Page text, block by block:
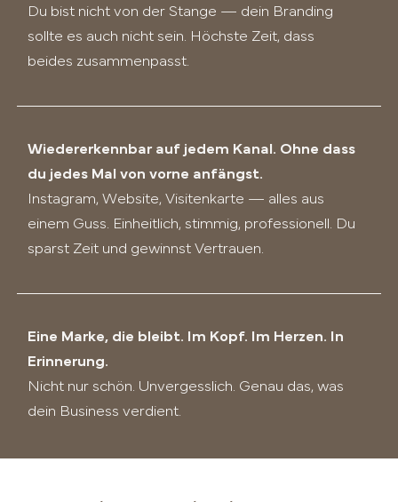
Du bist nicht von der Stange — dein Branding
sollte es auch nicht sein. Höchste Zeit, dass
beides zusammenpasst.
Wiedererkennbar auf jedem Kanal. Ohne dass
du jedes Mal von vorne anfängst.
Instagram, Website, Visitenkarte — alles aus
einem Guss. Einheitlich, stimmig, professionell. Du
sparst Zeit und gewinnst Vertrauen.
Eine Marke, die bleibt. Im Kopf. Im Herzen. In
Erinnerung.
Nicht nur schön. Unvergesslich. Genau das, was
dein Business verdient.